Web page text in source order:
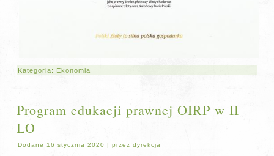
Kategoria: Ekonomia
Program edukacji prawnej OIRP w II
LO
Dodane 16 stycznia 2020 |przez dyrekcja